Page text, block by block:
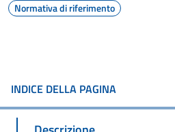
Normativa di riferimento
INDICE DELLA PAGINA